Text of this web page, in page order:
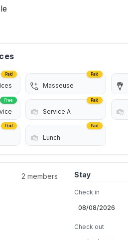
Paid Paid
Masseuse
Free Paid
Service A
Paid Paid
Lunch
2 members Stay
Check in
Check out